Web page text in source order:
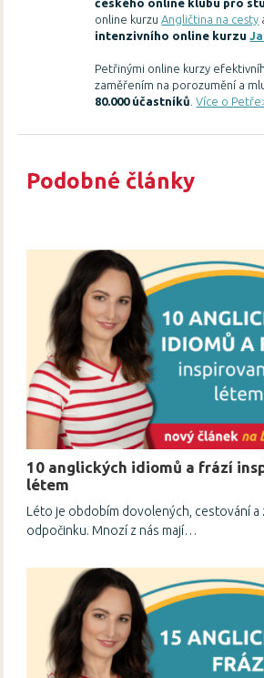
českého online klubu pro
online kurzuAngličtina na cesty
intenzivního online kurzu
Petřinými online kurzy
zaměřením na porozumění a
80.000 účastníků .Více o
Podobné články
10 anglických idiomů a frází
létem
Léto je obdobím dovolených, cestování a
odpočinku. Mnozí z nás mají…